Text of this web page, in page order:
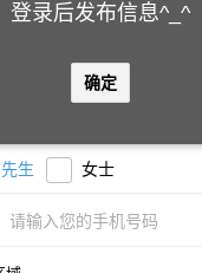
登录后发布信息^_^
确定
先生 女士